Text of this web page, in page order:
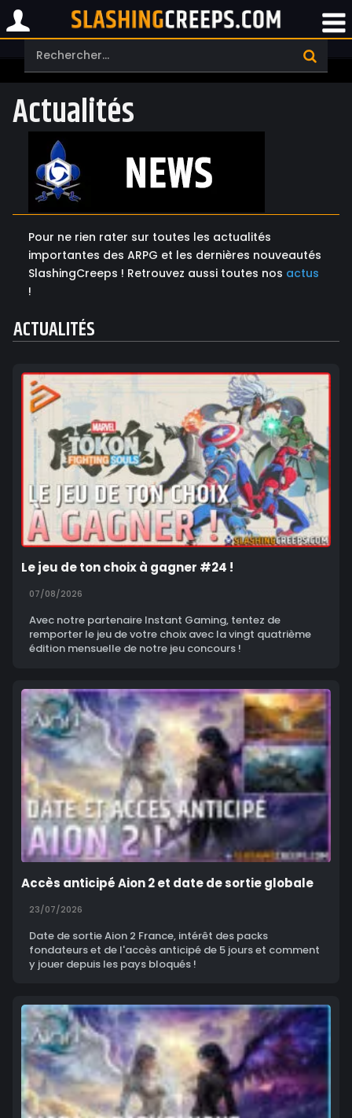
Actualités
Pour ne rien rater sur toutes les actualités
importantes des ARPG et les dernières nouveautés
SlashingCreeps ! Retrouvez aussi toutes nos actus
!
ACTUALITÉS
Le jeu de ton choix à gagner #24 !
07/08/2026
Avec notre partenaire Instant Gaming, tentez de
remporter le jeu de votre choix avec la vingt quatrième
édition mensuelle de notre jeu concours !
Accès anticipé Aion 2 et date de sortie globale
23/07/2026
Date de sortie Aion 2 France, intérêt des packs
fondateurs et de l'accès anticipé de 5 jours et comment
y jouer depuis les pays bloqués !